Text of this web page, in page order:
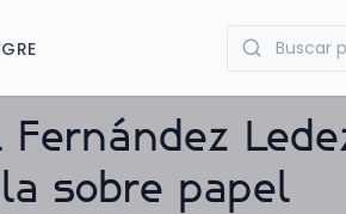
Fernández
sobre papel